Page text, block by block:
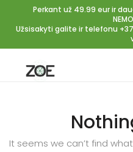
Perkant už 49.99 eur ir
Užsisakyti galite ir telefonu
It seems we can’t find